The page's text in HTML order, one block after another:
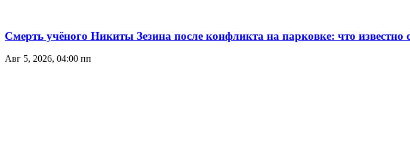
Смерть учёного Никиты Зезина после конфликта на парковке: что известно
Авг 5, 2026, 04:00 пп